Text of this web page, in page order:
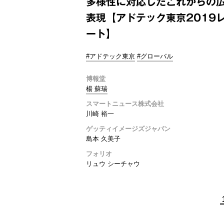
表現【アドテック東京2019
ート】
#アドテック東京 #グローバル
博報堂
楊 蘇瑞
スマートニュース株式会社
川崎 裕一
ゲッティイメージズジャパン
島本 久美子
フォリオ
リュウ シーチャウ